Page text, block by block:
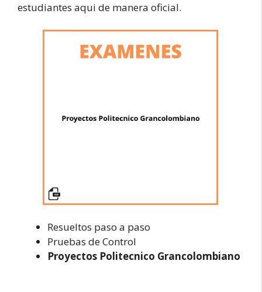
estudiantes aqui de manera oficial.
Resueltos paso a paso
Pruebas de Control
Proyectos Politecnico Grancolombiano